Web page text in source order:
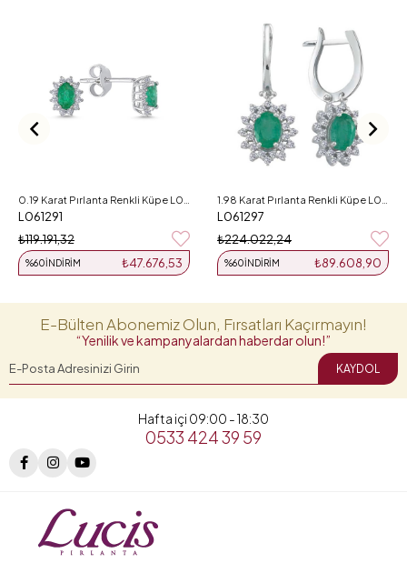
L061291
₺47.676,53
%60İNDIRIM
₺119.191,32
L061297
₺89.608,90
%60İNDIRIM
₺224.022,24
E-Bülten Abonemiz Olun, Fırsatları Kaçırmayın!
“Yenilik ve kampanyalardan haberdar olun!”
KAYDOL
Hafta içi 09:00 - 18:30
0533 424 39 59